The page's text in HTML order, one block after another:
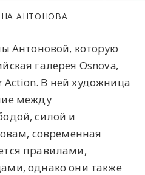
АНТОНОВА
Антоновой, которую
галерея Osnova,
Action. В ней художница
между
силой и
современная
правилами,
однако они также